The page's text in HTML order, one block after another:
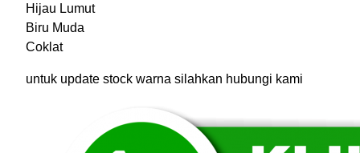
Hijau Lumut
Biru Muda
Coklat
untuk update stock warna silahkan hubungi kami